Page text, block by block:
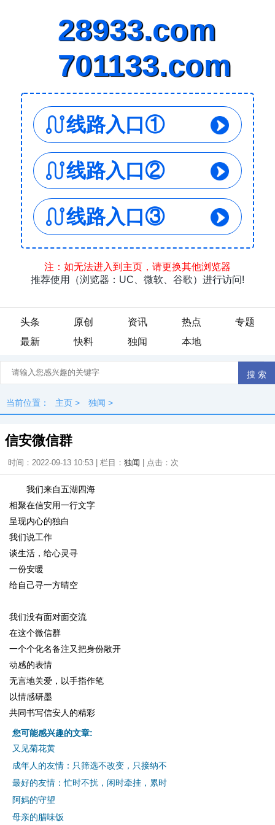
头条 原创 资讯 热点
专题
最新
快料 独闻 本地
当前位置： 主页 > 独闻 >
信安微信群
时间：2022-09-13 10:53 | 栏目： 独闻 | 点击： 次
我们来自五湖四海
相聚在信安用一行文字
呈现内心的独白
我们说工作
谈生活，给心灵寻
一份安暖
给自己寻一方晴空
我们没有面对面交流
在这个微信群
一个个化名备注又把身份敞开
动感的表情
无言地关爱，以手指作笔
以情感研墨
共同书写信安人的精彩
您可能感兴趣的文章:
又见菊花黄
成年人的友情：只筛选不改变，只接纳不
最好的友情：忙时不扰，闲时牵挂，累时
阿妈的守望
母亲的腊味饭